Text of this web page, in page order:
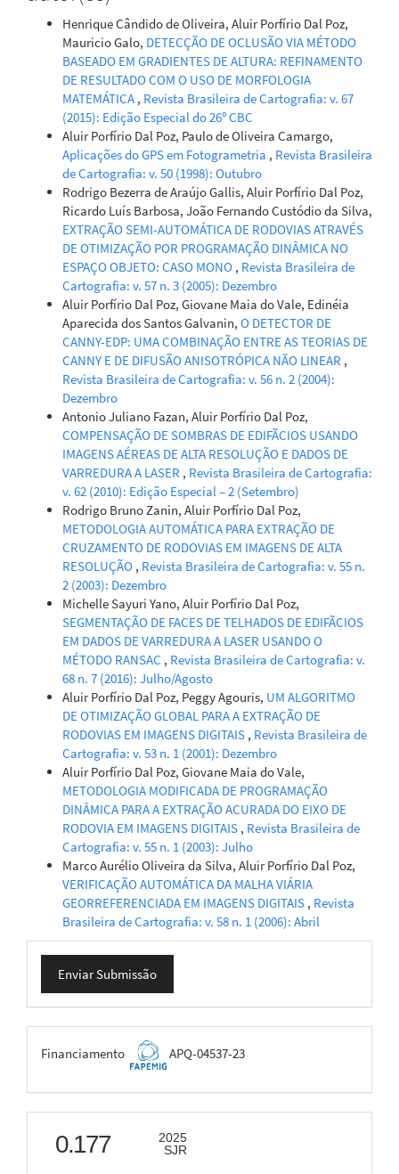
Henrique Cândido de Oliveira, Aluir Porfírio Dal Poz,
Mauricio Galo, DETECÇÃO DE OCLUSÃO VIA MÉTODO
BASEADO EM GRADIENTES DE ALTURA: REFINAMENTO
DE RESULTADO COM O USO DE MORFOLOGIA
MATEMÁTICA , Revista Brasileira de Cartografia: v. 67
(2015): Edição Especial do 26º CBC
Aluir Porfírio Dal Poz, Paulo de Oliveira Camargo,
Aplicações do GPS em Fotogrametria , Revista Brasileira
de Cartografia: v. 50 (1998): Outubro
Rodrigo Bezerra de Araújo Gallis, Aluir Porfírio Dal Poz,
Ricardo Luís Barbosa, João Fernando Custódio da Silva,
EXTRAÇÃO SEMI-AUTOMÁTICA DE RODOVIAS ATRAVÉS
DE OTIMIZAÇÃO POR PROGRAMAÇÃO DINÂMICA NO
ESPAÇO OBJETO: CASO MONO , Revista Brasileira de
Cartografia: v. 57 n. 3 (2005): Dezembro
Aluir Porfírio Dal Poz, Giovane Maia do Vale, Edinéia
Aparecida dos Santos Galvanin, O DETECTOR DE
CANNY-EDP: UMA COMBINAÇÃO ENTRE AS TEORIAS DE
CANNY E DE DIFUSÃO ANISOTRÓPICA NÃO LINEAR ,
Revista Brasileira de Cartografia: v. 56 n. 2 (2004):
Dezembro
Antonio Juliano Fazan, Aluir Porfírio Dal Poz,
COMPENSAÇÃO DE SOMBRAS DE EDIFÃCIOS USANDO
IMAGENS AÉREAS DE ALTA RESOLUÇÃO E DADOS DE
VARREDURA A LASER , Revista Brasileira de Cartografia:
v. 62 (2010): Edição Especial – 2 (Setembro)
Rodrigo Bruno Zanin, Aluir Porfírio Dal Poz,
METODOLOGIA AUTOMÁTICA PARA EXTRAÇÃO DE
CRUZAMENTO DE RODOVIAS EM IMAGENS DE ALTA
RESOLUÇÃO , Revista Brasileira de Cartografia: v. 55 n.
2 (2003): Dezembro
Michelle Sayuri Yano, Aluir Porfírio Dal Poz,
SEGMENTAÇÃO DE FACES DE TELHADOS DE EDIFÃCIOS
EM DADOS DE VARREDURA A LASER USANDO O
MÉTODO RANSAC , Revista Brasileira de Cartografia: v.
68 n. 7 (2016): Julho/Agosto
Aluir Porfírio Dal Poz, Peggy Agouris, UM ALGORITMO
DE OTIMIZAÇÃO GLOBAL PARA A EXTRAÇÃO DE
RODOVIAS EM IMAGENS DIGITAIS , Revista Brasileira de
Cartografia: v. 53 n. 1 (2001): Dezembro
Aluir Porfírio Dal Poz, Giovane Maia do Vale,
METODOLOGIA MODIFICADA DE PROGRAMAÇÃO
DINÂMICA PARA A EXTRAÇÃO ACURADA DO EIXO DE
RODOVIA EM IMAGENS DIGITAIS , Revista Brasileira de
Cartografia: v. 55 n. 1 (2003): Julho
Marco Aurélio Oliveira da Silva, Aluir Porfírio Dal Poz,
VERIFICAÇÃO AUTOMÁTICA DA MALHA VIÁRIA
GEORREFERENCIADA EM IMAGENS DIGITAIS , Revista
Brasileira de Cartografia: v. 58 n. 1 (2006): Abril
Enviar
Submissão
Enviar Submissão
FAPEMIG
Financiamento APQ-04537-23
scimago
0.177
2025
SJR